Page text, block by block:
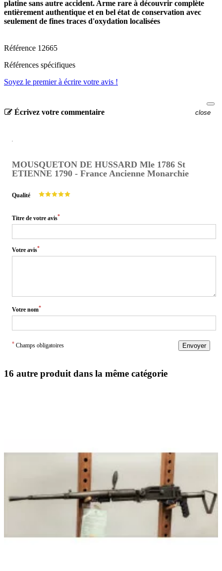
platine sans autre accident. Arme rare à découvrir complète
entièrement authentique et en bel état de conservation avec
seulement de fines traces d'oxydation localisées
Référence 12665
Références spécifiques
Soyez le premier à écrire votre avis !
Écrivez votre commentaire close
MOUSQUETON DE HUSSARD Mle 1786 St
ETIENNE 1790 - France Ancienne Monarchie
Qualité
Titre de votre avis*
Votre avis*
Votre nom*
* Champs obligatoires Envoyer
16 autre produit dans la même catégorie